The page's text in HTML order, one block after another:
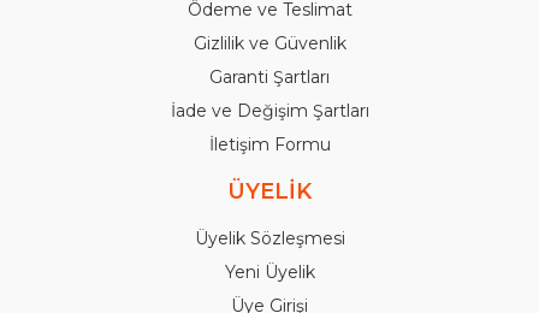
Ödeme ve Teslimat
Gizlilik ve Güvenlik
Garanti Şartları
İade ve Değişim Şartları
İletişim Formu
ÜYELİK
Üyelik Sözleşmesi
Yeni Üyelik
Üye Girişi